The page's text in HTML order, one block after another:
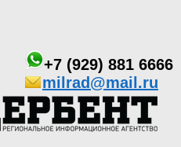
+7 (929) 881 6666
milrad@mail.ru